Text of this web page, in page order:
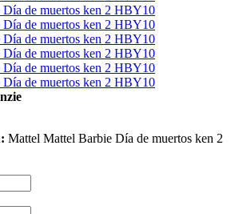
Mattel Mattel Barbie Día de muertos ken 2